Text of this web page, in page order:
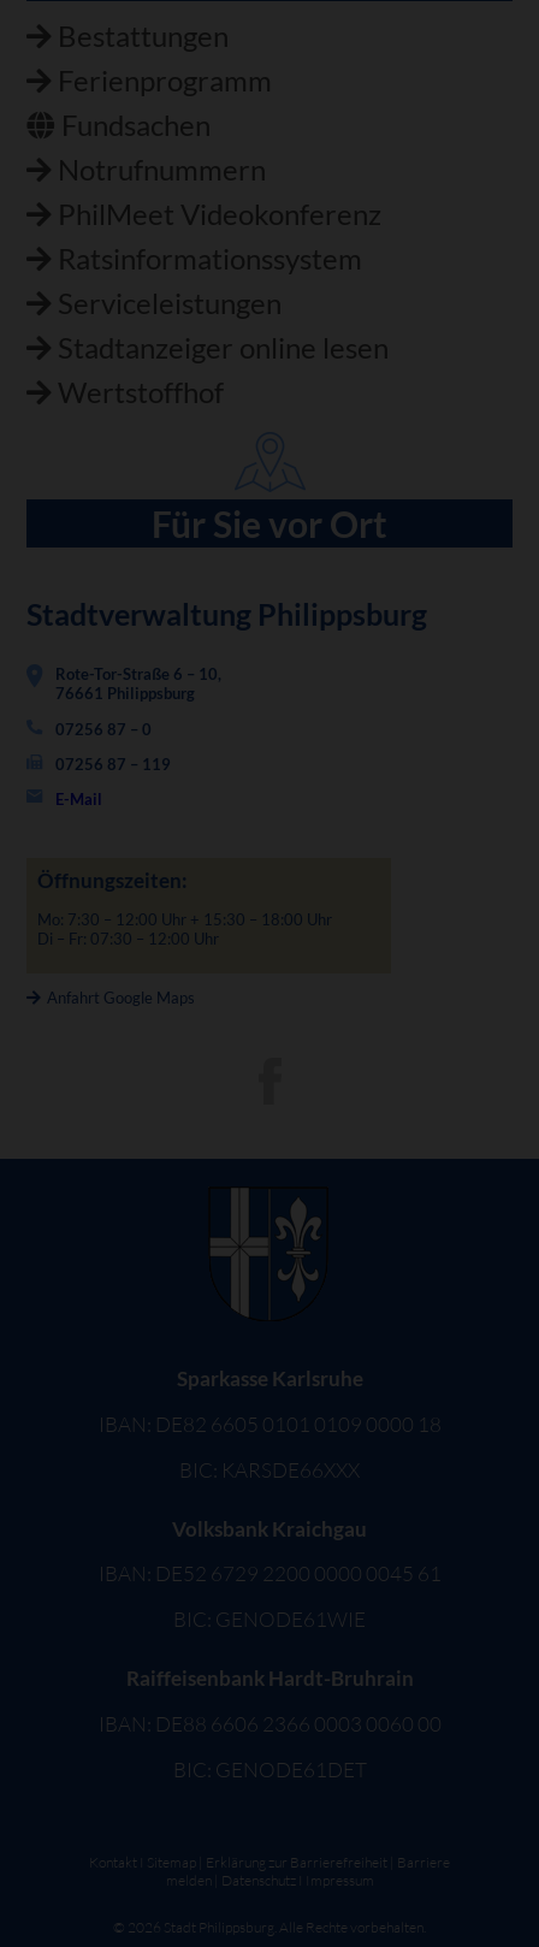
Bestattungen
Ferienprogramm
Fundsachen
Notrufnummern
PhilMeet Videokonferenz
Ratsinformationssystem
Serviceleistungen
Stadtanzeiger online lesen
Wertstoffhof
Für Sie vor Ort
Stadtverwaltung Philippsburg
Rote-Tor-Straße 6 – 10,
76661 Philippsburg
07256 87 – 0
07256 87 – 119
E-Mail
Öffnungszeiten:
Mo: 7:30 – 12:00 Uhr + 15:30 – 18:00 Uhr
Di – Fr: 07:30 – 12:00 Uhr
Anfahrt Google Maps
Sparkasse Karlsruhe
IBAN: DE82 6605 0101 0109 0000 18
BIC: KARSDE66XXX
Volksbank Kraichgau
IBAN: DE52 6729 2200 0000 0045 61
BIC: GENODE61WIE
Raiffeisenbank Hardt-Bruhrain
IBAN: DE88 6606 2366 0003 0060 00
BIC: GENODE61DET
© 2026 Stadt Philippsburg. Alle Rechte vorbehalten.
Kontakt Sitemap Erklärung zur Barrierefreiheit Barriere
melden
DatenschutzI Impressum